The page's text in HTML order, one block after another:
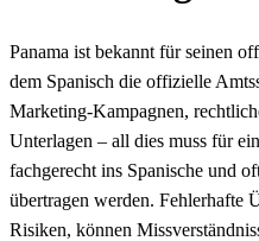
Panama ist bekannt für seinen
dem Spanisch die offizielle
Marketing-Kampagnen,
Unterlagen – all dies muss für
fachgerecht ins Spanische und
übertragen werden. Fehlerhafte
Risiken, können